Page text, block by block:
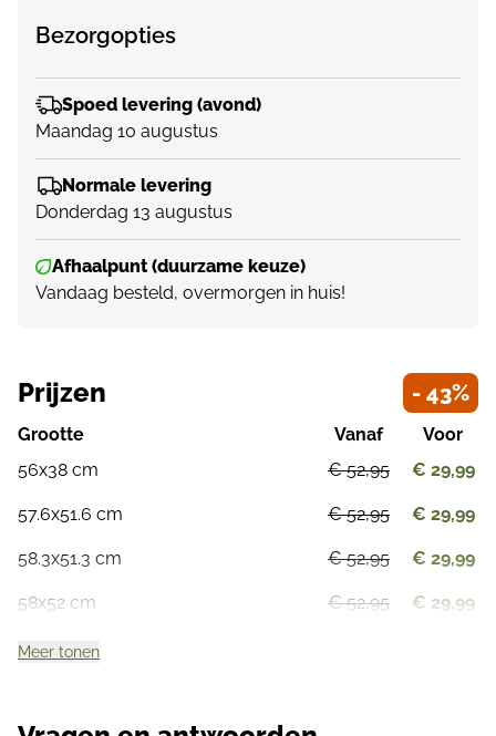
Bezorgopties
Spoed levering (avond)
Maandag 10 augustus
Normale levering
Donderdag 13 augustus
Afhaalpunt (duurzame keuze)
Vandaag besteld, overmorgen in huis!
Prijzen - 43%
Grootte
56x38 cm
57.6x51.6 cm
58.3x51.3 cm
58x52 cm
Vanaf
€ 52,95
€ 52,95
€ 52,95
€ 52,95
Voor
€ 29,99
€ 29,99
€ 29,99
€ 29,99
Meer tonen